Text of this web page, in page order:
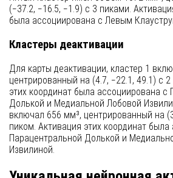
(−37.2, −16.5, −1.9) с 3 пиками.
была ассоциирована с Левым
Кластеры деактивации
Для карты деактивации, кластер 1
центрированный на (4.7, −22.1, 49.1) с
этих координат была ассоциирована с
Долькой и Медиальной Лобовой
включал 656 мм³, центрированный на
пиком. Активация этих координат
Парацентральной Долькой и
Извилиной.